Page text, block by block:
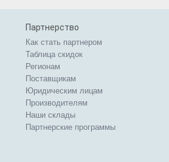
Партнерство
Как стать партнером
Таблица скидок
Регионам
Поставщикам
Юридическим лицам
Производителям
Наши склады
Партнерские программы